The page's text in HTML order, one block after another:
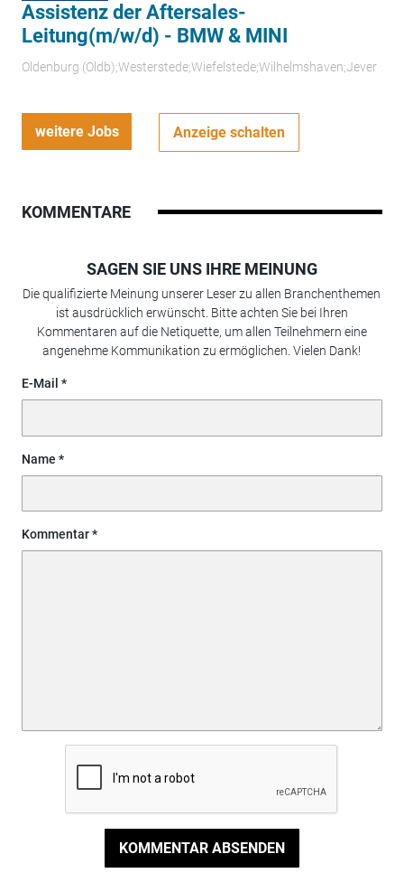
Assistenz der Aftersales-
Leitung(m/w/d) - BMW & MINI
Oldenburg (Oldb);Westerstede;Wiefelstede;Wilhelmshaven;Jever
weitere Jobs Anzeige schalten
KOMMENTARE
SAGEN SIE UNS IHRE MEINUNG
Die qualifizierte Meinung unserer Leser zu allen Branchenthemen
ist ausdrücklich erwünscht. Bitte achten Sie bei Ihren
Kommentaren auf die Netiquette, um allen Teilnehmern eine
angenehme Kommunikation zu ermöglichen. Vielen Dank!
E-Mail
Name
Kommentar
KOMMENTAR ABSENDEN